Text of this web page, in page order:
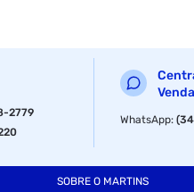
2779
WhatsApp:
SOBRE O MARTINS